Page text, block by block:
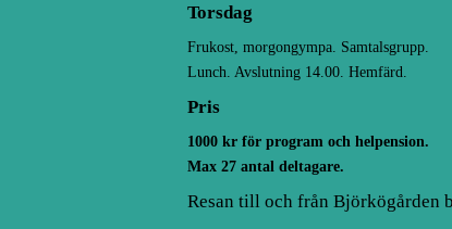
Torsdag
Frukost, morgongympa. Samtalsgrupp.
Lunch. Avslutning 14.00. Hemfärd.
Pris
1000 kr för program och helpension.
Max 27 antal deltagare.
Resan till och från Björkögården